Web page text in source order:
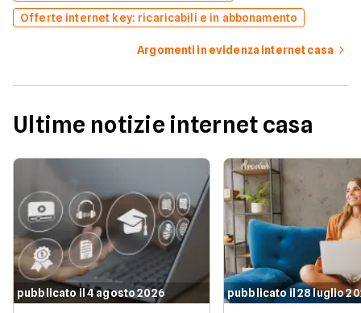
Offerte internet key: ricaricabili e in abbonamento
Argomenti in evidenza internet casa
Ultime notizie internet casa
pubblicato il 4 agosto 2026 pubblicato il 28 luglio